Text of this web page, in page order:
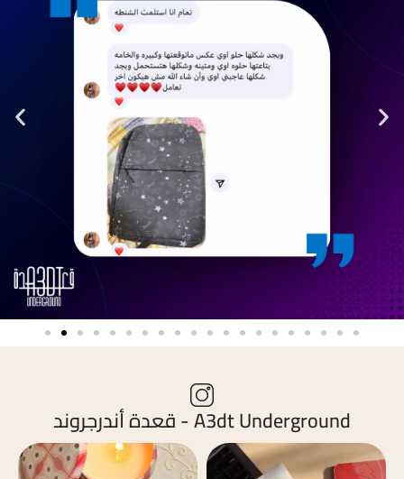
A3dt Underground - قعدة أندرجروند